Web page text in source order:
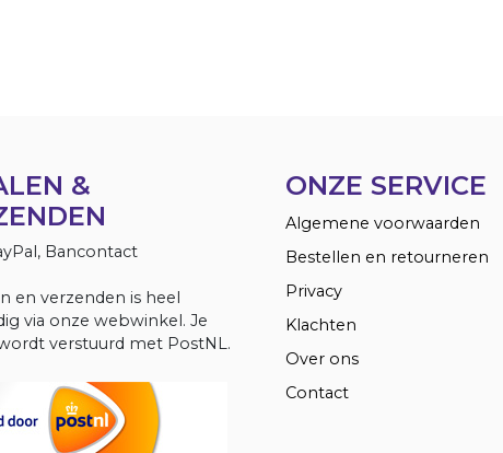
&
Bancontact
en verzenden is heel
via onze webwinkel. Je
verstuurd met PostNL.
ONZE SERVICE
Algemene voorwaarden
Bestellen en retourneren
Privacy
Klachten
Over ons
Contact